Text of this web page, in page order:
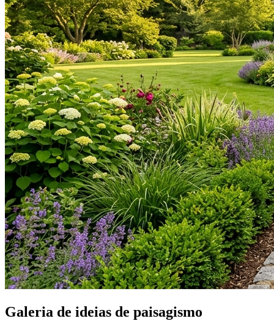
Galeria de ideias de paisagismo